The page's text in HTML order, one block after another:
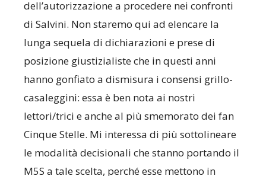
dell’autorizzazione a procedere nei confronti
di Salvini. Non staremo qui ad elencare la
lunga sequela di dichiarazioni e prese di
posizione giustizialiste che in questi anni
hanno gonfiato a dismisura i consensi grillo-
casaleggini: essa è ben nota ai nostri
lettori/trici e anche al più smemorato dei fan
Cinque Stelle. Mi interessa di più sottolineare
le modalità decisionali che stanno portando il
M5S a tale scelta, perché esse mettono in